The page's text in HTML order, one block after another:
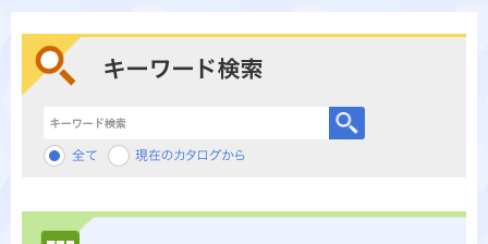
キーワード検索